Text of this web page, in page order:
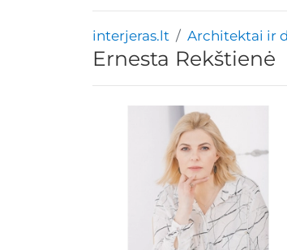
interjeras.lt Architektai ir
Ernesta Rekštienė